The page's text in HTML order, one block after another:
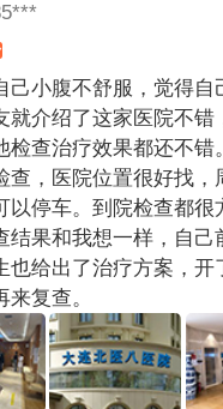
己小腹不舒服，觉得自
就介绍了这家医院不错
检查治疗效果都还不错
查，医院位置很好找，
以停车。到院检查都很
结果和我想一样，自己
也给出了治疗方案，开
复查。